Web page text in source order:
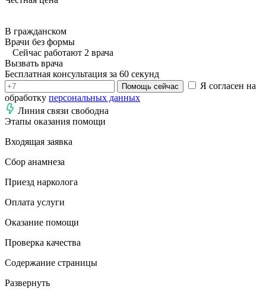
В гражданском
Врачи без формы
Сейчас работают 2 врача
Вызвать врача
Бесплатная консультация за 60 секунд
Помощь сейчас
Я согласен на
обработку персональных данных
Линия связи свободна
Этапы оказания помощи
Входящая заявка
Сбор анамнеза
Приезд нарколога
Оплата услуги
Оказание помощи
Проверка качества
Содержание страницы
Развернуть